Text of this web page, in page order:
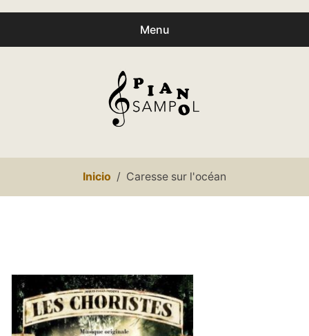
Menu
0,00€
Partituras
Blog
Inicio Caresse sur l'océan